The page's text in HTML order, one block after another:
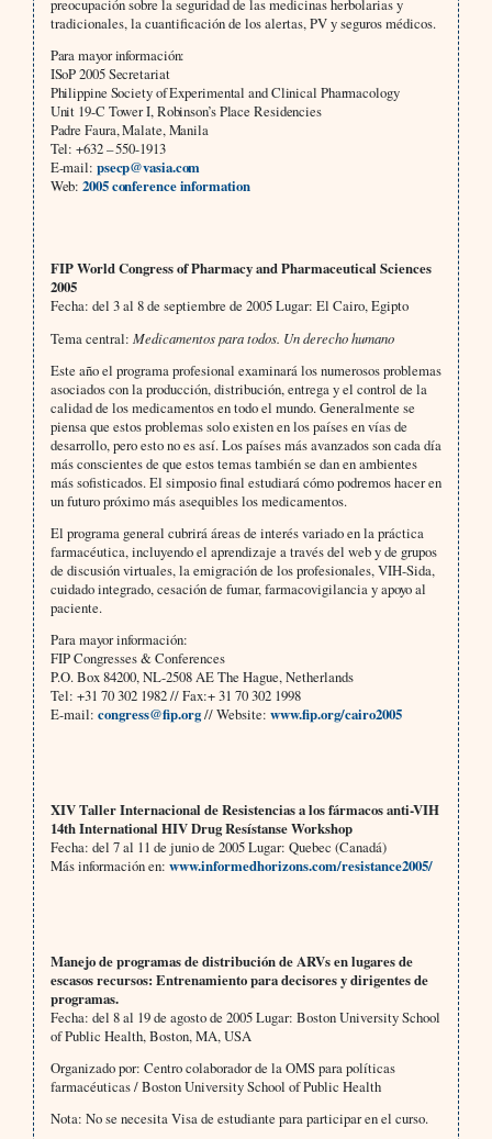
preocupación sobre la seguridad de las medicinas herbolarias y
tradicionales, la cuantificación de los alertas, PV y seguros médicos.
Para mayor información:
ISoP 2005 Secretariat
Philippine Society of Experimental and Clinical Pharmacology
Unit 19-C Tower I, Robinson’s Place Residencies
Padre Faura, Malate, Manila
Tel: +632 – 550-1913
E-mail: psecp@vasia.com
Web:2005 conference information
FIP World Congress of Pharmacy and Pharmaceutical Sciences
2005
Fecha: del 3 al 8 de septiembre de 2005 Lugar: El Cairo, Egipto
Tema central: Medicamentos para todos. Un derecho humano
Este año el programa profesional examinará los numerosos problemas
asociados con la producción, distribución, entrega y el control de la
calidad de los medicamentos en todo el mundo. Generalmente se
piensa que estos problemas solo existen en los países en vías de
desarrollo, pero esto no es así. Los países más avanzados son cada día
más conscientes de que estos temas también se dan en ambientes
más sofisticados. El simposio final estudiará cómo podremos hacer en
un futuro próximo más asequibles los medicamentos.
El programa general cubrirá áreas de interés variado en la práctica
farmacéutica, incluyendo el aprendizaje a través del web y de grupos
de discusión virtuales, la emigración de los profesionales, VIH-Sida,
cuidado integrado, cesación de fumar, farmacovigilancia y apoyo al
paciente.
Para mayor información:
FIP Congresses & Conferences
P.O. Box 84200, NL-2508 AE The Hague, Netherlands
Tel: +31 70 302 1982 // Fax:+ 31 70 302 1998
E-mail: congress@fip.org// Website: www.fip.org/cairo2005
XIV Taller Internacional de Resistencias a los fármacos anti-VIH
14th International HIV Drug Resístanse Workshop
Fecha: del 7 al 11 de junio de 2005 Lugar: Quebec (Canadá)
Más información en: www.informedhorizons.com/resistance2005/
Manejo de programas de distribución de ARVs en lugares de
escasos recursos: Entrenamiento para decisores y dirigentes de
programas.
Fecha: del 8 al 19 de agosto de 2005 Lugar: Boston University School
of Public Health, Boston, MA, USA
Organizado por: Centro colaborador de la OMS para políticas
farmacéuticas / Boston University School of Public Health
Nota: No se necesita Visa de estudiante para participar en el curso.